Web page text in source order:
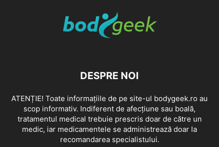
DESPRE NOI
ATENȚIE! Toate informațiile de pe site-ul bodygeek.ro au
scop informativ. Indiferent de afecțiune sau boală,
tratamentul medical trebuie prescris doar de către un
medic, iar medicamentele se administrează doar la
recomandarea specialistului.